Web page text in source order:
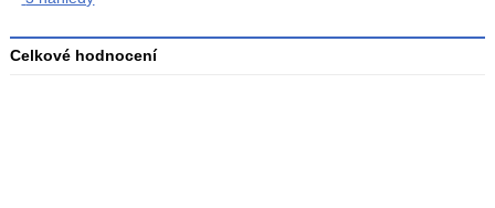
Celkové hodnocení